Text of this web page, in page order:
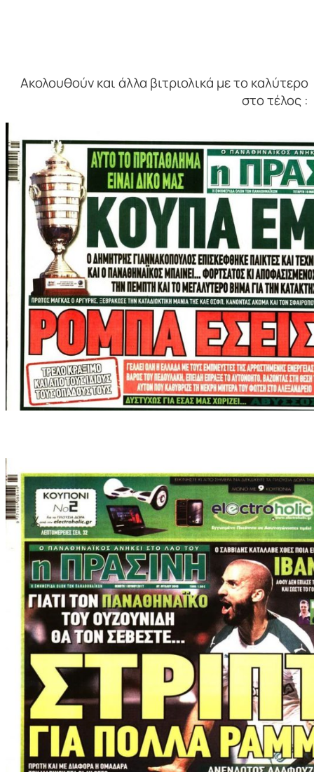
Ακολουθούν και άλλα βιτριολικά με το καλύτερο
στο τέλος :